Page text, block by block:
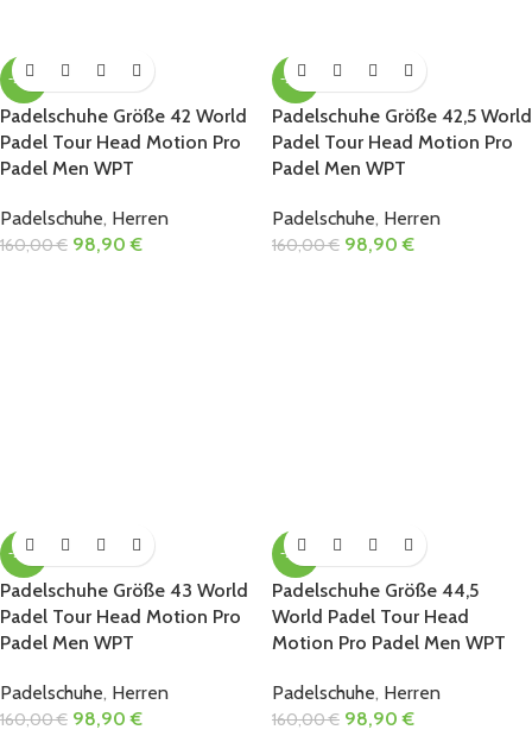
-38%
Padelschuhe Größe 42 World
Padel Tour Head Motion Pro
Padel Men WPT
Padelschuhe, Herren
160,00€ 98,90€
-38%
Padelschuhe Größe 42,5 World
Padel Tour Head Motion Pro
Padel Men WPT
Padelschuhe, Herren
160,00€ 98,90€
-38%
Padelschuhe Größe 43 World
Padel Tour Head Motion Pro
Padel Men WPT
Padelschuhe, Herren
160,00€ 98,90€
-38%
Padelschuhe Größe 44,5
World Padel Tour Head
Motion Pro Padel Men WPT
Padelschuhe, Herren
160,00€ 98,90€